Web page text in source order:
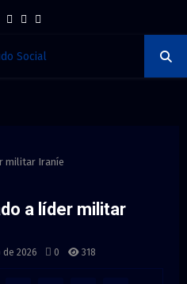
r
r
m
e
t
e
militar Iraníe
a líder militar
de 2026 0 318